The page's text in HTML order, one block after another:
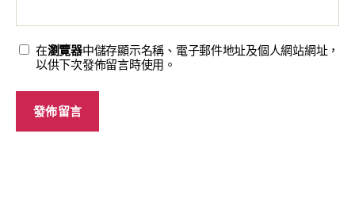
在瀏覽器中儲存顯示名稱、電子郵件地址及個人網站網址，
以供下次發佈留言時使用。